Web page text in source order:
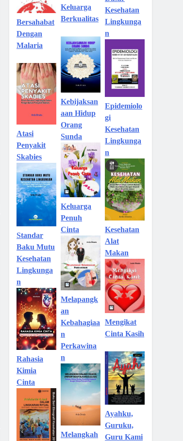
Bersahabat
Dengan
Malaria
Atasi
Penyakit
Skabies
Standar
Baku Mutu
Kesehatan
Lingkunga
n
Rahasia
Kimia
Cinta
Keluarga
Berkualitas
Kebijaksan
aan Hidup
Orang
Sunda
Keluarga
Penuh
Cinta
Melapangk
an
Kebahagiaa
n
Perkawina
n
Melangkah
Kesehatan
Lingkunga
n
Epidemiolo
gi
Kesehatan
Lingkunga
n
Kesehatan
Alat
Makan
Mengikat
Cinta Kasih
Ayahku,
Guruku,
Guru Kami